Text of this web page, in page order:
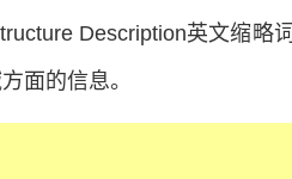
Description英文缩略词
面的信息。